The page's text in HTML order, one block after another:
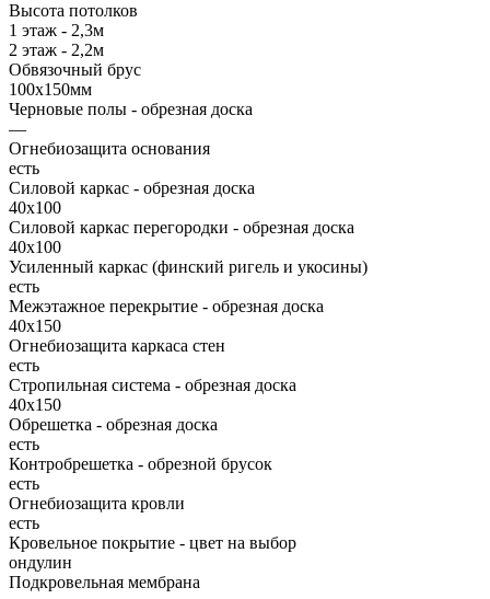
Высота потолков
1 этаж - 2,3м
2 этаж - 2,2м
Обвязочный брус
100х150мм
Черновые полы - обрезная доска
—
Огнебиозащита основания
есть
Силовой каркас - обрезная доска
40х100
Силовой каркас перегородки - обрезная доска
40x100
Усиленный каркас (финский ригель и укосины)
есть
Межэтажное перекрытие - обрезная доска
40х150
Огнебиозащита каркаса стен
есть
Стропильная система - обрезная доска
40х150
Обрешетка - обрезная доска
есть
Контробрешетка - обрезной брусок
есть
Огнебиозащита кровли
есть
Кровельное покрытие - цвет на выбор
ондулин
Подкровельная мембрана